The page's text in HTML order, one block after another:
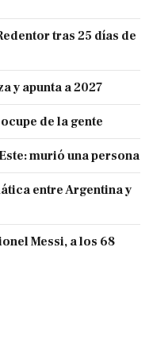
tras 25 días de
y apunta a 2027
de la gente
murió una persona
entre Argentina y
Messi, a los 68